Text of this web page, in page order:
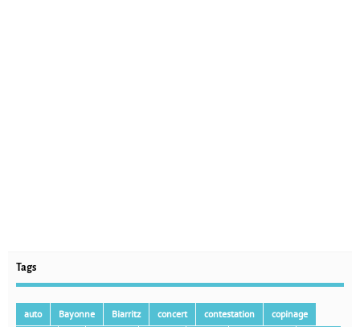
Tags
auto Bayonne Biarritz concert contestation
copinage